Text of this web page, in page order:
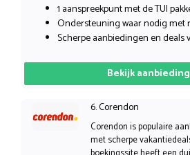
1 aanspreekpunt met de TUI
Ondersteuning waar nodig met
Scherpe aanbiedingen en deals
Bekijk
6. Corendon
Corendon is populaire
met scherpe